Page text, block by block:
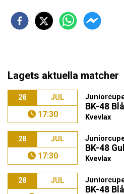
Lagets aktuella matcher
28 JUL
17:30
BK-48
Kvevlax
28 JUL
17:30
BK-48
Kvevlax
28 JUL
BK-48